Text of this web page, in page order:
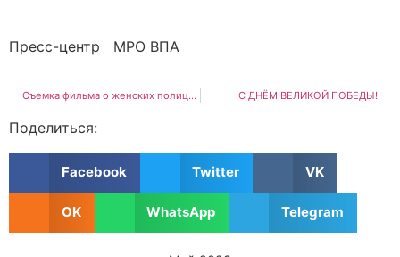
Пресс-центр МРО ВПА
Съемка фильма о женских полицейских династиях в офисе Московского региона С ДНЁМ ВЕЛИКОЙ ПОБЕДЫ!
Поделиться:
Facebook Twitter VK
OK WhatsApp Telegram